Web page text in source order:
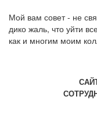
Мой вам совет - не
дико жаль, что уйти
как и многим моим